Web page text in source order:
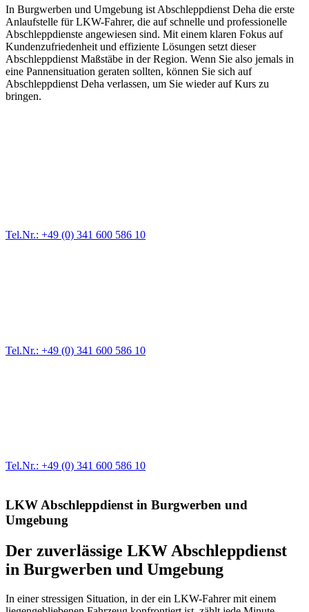
In Burgwerben und Umgebung ist Abschleppdienst Deha die erste
Anlaufstelle für LKW-Fahrer, die auf schnelle und professionelle
Abschleppdienste angewiesen sind. Mit einem klaren Fokus auf
Kundenzufriedenheit und effiziente Lösungen setzt dieser
Abschleppdienst Maßstäbe in der Region. Wenn Sie also jemals in
eine Pannensituation geraten sollten, können Sie sich auf
Abschleppdienst Deha verlassen, um Sie wieder auf Kurs zu
bringen.
Tel.Nr.: +49 (0) 341 600 586 10
Tel.Nr.: +49 (0) 341 600 586 10
Tel.Nr.: +49 (0) 341 600 586 10
LKW Abschleppdienst in Burgwerben und
Umgebung
Der zuverlässige LKW Abschleppdienst
in Burgwerben und Umgebung
In einer stressigen Situation, in der ein LKW-Fahrer mit einem